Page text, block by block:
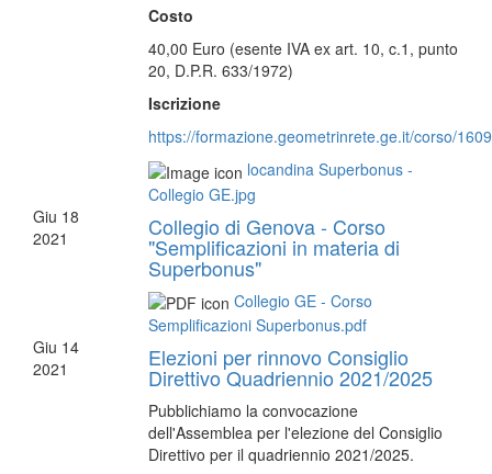
Costo
40,00 Euro (esente IVA ex art. 10, c.1, punto
20, D.P.R. 633/1972)
Iscrizione
https://formazione.geometrinrete.ge.it/corso/
locandina Superbonus -
Collegio GE.jpg
Giu 18
2021
Collegio di Genova - Corso
"Semplificazioni in materia di
Superbonus"
Collegio GE - Corso
Semplificazioni Superbonus.pdf
Giu 14
2021
Elezioni per rinnovo Consiglio
Direttivo Quadriennio 2021/2025
Pubblichiamo la convocazione
dell'Assemblea per l'elezione del Consiglio
Direttivo per il quadriennio 2021/2025.